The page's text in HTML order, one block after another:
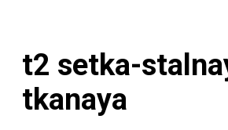
t2 setka-
tkanaya